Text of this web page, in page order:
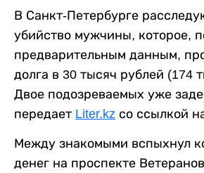
В Санкт-Петербурге
убийство мужчины, которое,
предварительным данным,
долга в 30 тысяч рублей (174
Двое подозреваемых уже
передает Liter.kz со ссылкой
Между знакомыми вспыхнул
денег на проспекте